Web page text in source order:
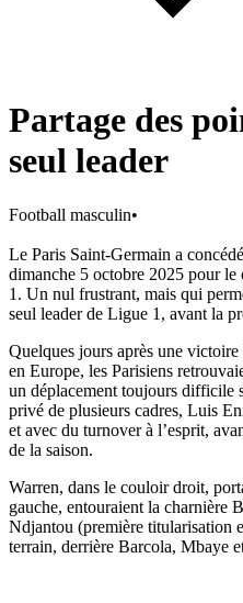
Partage des
seul leader
Football masculin•
Le Paris Saint-Germain a
dimanche 5 octobre 2025 pour
1. Un nul frustrant, mais qui
seul leader de Ligue 1, avant la
Quelques jours après une
en Europe, les Parisiens
un déplacement toujours difficile
privé de plusieurs cadres, Luis
et avec du turnover à l’esprit,
de la saison.
Warren, dans le couloir droit,
gauche, entouraient la charnière
Ndjantou (première titularisation
terrain, derrière Barcola, Mbaye